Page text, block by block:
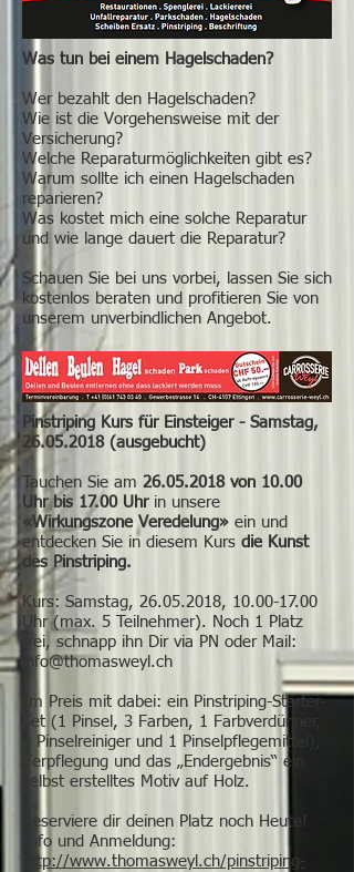
Was tun bei einem Hagelschaden?
Wer bezahlt den Hagelschaden?
Wie ist die Vorgehensweise mit der
Versicherung?
Welche Reparaturmöglichkeiten gibt es?
Warum sollte ich einen Hagelschaden
reparieren?
Was kostet mich eine solche Reparatur
und wie lange dauert die Reparatur?
Schauen Sie bei uns vorbei, lassen Sie sich
kostenlos beraten und profitieren Sie von
unserem unverbindlichen Angebot.
Pinstriping Kurs für Einsteiger - Samstag,
26.05.2018(ausgebucht)
Tauchen Sie am 26.05.2018von 10.00
Uhr bis 17.00 Uhrin unsere
«Wirkungszone Veredelung» ein und
entdecken Sie in diesem Kurs die Kunst
des Pinstriping.
Kurs: Samstag, 26.05.2018, 10.00-17.00
Uhr (max. 5 Teilnehmer). Noch 1 Platz
frei, schnapp ihn Dir via PN oder Mail:
info@thomasweyl.ch
Im Preis mit dabei: ein Pinstriping-Starter-
Set (1 Pinsel, 3 Farben, 1 Farbverdünner,
1 Pinselreiniger und 1 Pinselpflegemittel),
Verpflegung und das „Endergebnis“ ein
selbst erstelltes Motiv auf Holz.
Reserviere dir deinen Platz noch Heute!
Info und Anmeldung:
http://www.thomasweyl.ch/pinstriping-